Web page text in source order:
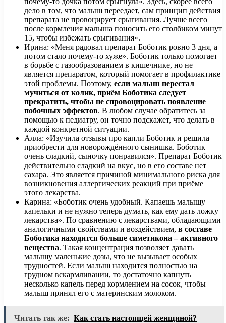
дело в том, что малыш переедает, сам принцип действия
препарата не провоцирует срыгивания. Лучше всего
после кормления малыша поносить его столбиком минут
15, чтобы избежать срыгивания».
Ирина: «Меня радовал препарат Боботик ровно 3 дня, а
потом стало почему-то хуже». Боботик только помогает
в борьбе с газообразованием в кишечнике, но не
является препаратом, который помогает в профилактике
этой проблемы. Поэтому, если малыш перестал
мучиться от колик, приём Боботика следует
прекратить, чтобы не спровоцировать появление
побочных эффектов. В любом случае обратитесь за
помощью к педиатру, он точно подскажет, что делать в
каждой конкретной ситуации.
Алла: «Изучила отзывы про капли Боботик и решила
приобрести для новорождённого сынишка. Боботик
очень сладкий, сыночку понравился». Препарат Боботик
действительно сладкий на вкус, но в его составе нет
сахара. Это является причиной минимального риска для
возникновения аллергических реакций при приёме
этого лекарства.
Карина: «Боботик очень удобный. Капаешь малышу
капельки и не нужно теперь думать, как ему дать ложку
лекарства». По сравнению с лекарствами, обладающими
аналогичными свойствами и воздействием, в составе
Боботика находится больше симетикона – активного
вещества. Такая концентрация позволяет давать
малышу маленькие дозы, что не вызывает особых
трудностей. Если малыш находится полностью на
грудном вскармливании, то достаточно капнуть
несколько капель перед кормлением на сосок, чтобы
малыш принял его с материнским молоком.
Читать так же: Как стать настоящей женщиной?